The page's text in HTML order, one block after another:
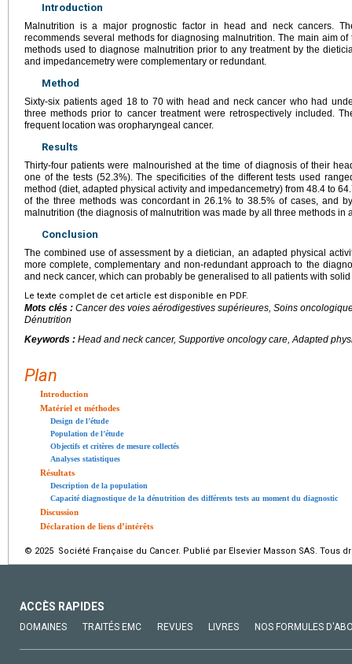
Introduction
Malnutrition is a major prognostic factor in head and neck cancers.
recommends several methods for diagnosing malnutrition. The main aim
methods used to diagnose malnutrition prior to any treatment by the
and impedancemetry were complementary or redundant.
Method
Sixty-six patients aged 18 to 70 with head and neck cancer who had
three methods prior to cancer treatment were retrospectively included.
frequent location was oropharyngeal cancer.
Results
Thirty-four patients were malnourished at the time of diagnosis of their
one of the tests (52.3%). The specificities of the different tests used
method (diet, adapted physical activity and impedancemetry) from 48.4 to
of the three methods was concordant in 26.1% to 38.5% of cases, and
malnutrition (the diagnosis of malnutrition was made by all three methods in
Conclusion
The combined use of assessment by a dietician, an adapted physical
more complete, complementary and non-redundant approach to the
and neck cancer, which can probably be generalised to all patients with
Le texte complet de cet article est disponible en PDF.
Mots clés : Cancer des voies aérodigestives supérieures, Soins
Dénutrition
Keywords : Head and neck cancer, Supportive oncology care, Adapted
Plan
Introduction
Matériel et méthodes
Design de l’étude
Population de l’étude
Objectifs et critères de mesure collectés
Analyses statistiques
Résultats
Description de la population
Capacité diagnostique de la dénutrition des différents tests au moment du diagnostic
Discussion
Déclaration de liens d’intérêts
© 2025 Société Française du Cancer. Publié par Elsevier Masson SAS. Tous
ACCÈS RAPIDES
DOMAINES TRAITÉS EMC REVUES LIVRES NOS FORMULES